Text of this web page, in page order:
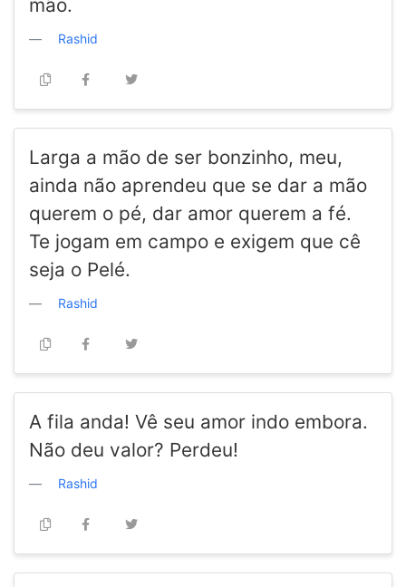
mão.
Rashid
Larga a mão de ser bonzinho, meu,
ainda não aprendeu que se dar a mão
querem o pé, dar amor querem a fé.
Te jogam em campo e exigem que cê
seja o Pelé.
Rashid
A fila anda! Vê seu amor indo embora.
Não deu valor? Perdeu!
Rashid